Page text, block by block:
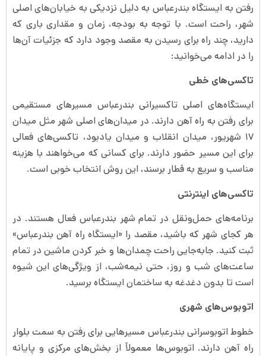
رفتن به ایستگاه بندرعباس به دلیل نزدیکی به خیابان‌های اصلی
شهر، راحت است. با توجه به بودجه، زمان و مقداری باری که
دارید، چند راه برای رسیدن به مقصد وجود دارد که جزئیات آن‌ها
را در ادامه می‌خوانید:
تاکسی‌های خطی
ایستگاه‌های اصلی تاکسیرانی بندرعباس مسیرهای مستقیمی
برای رفتن به راه آهن دارند. در میدان‌های اصلی شهر مثل میدان
۱۷ شهریور، میدان انقلاب و میدان یادبود، تاکسی‌های فعالی
برای این مسیر حضور دارند. برای کسانی که می‌خواهند با هزینه
مناسب و سریع به قطار برسند، این روش انتخاب خوبی است.
تاکسی‌های اینترنتی
برنامه‌های حمل‌ونقل در تمام شهر بندرعباس فعال هستند. در
هر کجای شهر که باشید، مقصد را «ایستگاه راه آهن بندرعباس»
ثبت کنید. جابه‌جایی راحت چمدان‌ها و خبر کردن ماشین در تمام
ساعت‌های شب و روز، حتی نیمه‌شب، از ویژگی‌های این شیوه
است تا بدون دغدغه به ساختمان ایستگاه برسید.
اتوبوس‌های شهری
خطوط اتوبوسرانی بندرعباس مسیرهایی برای رفتن به سمت بلوار
راه آهن دارند. اتوبوس‌ها معمولاً از بخش‌های مرکزی و پایانه